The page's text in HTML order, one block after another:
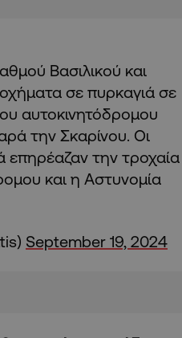
Βασιλικού και
σε πυρκαγιά σε
αυτοκινητόδρομου
την Σκαρίνου. Οι
επηρέαζαν την τροχαία
και η Αστυνομία
September 19, 2024